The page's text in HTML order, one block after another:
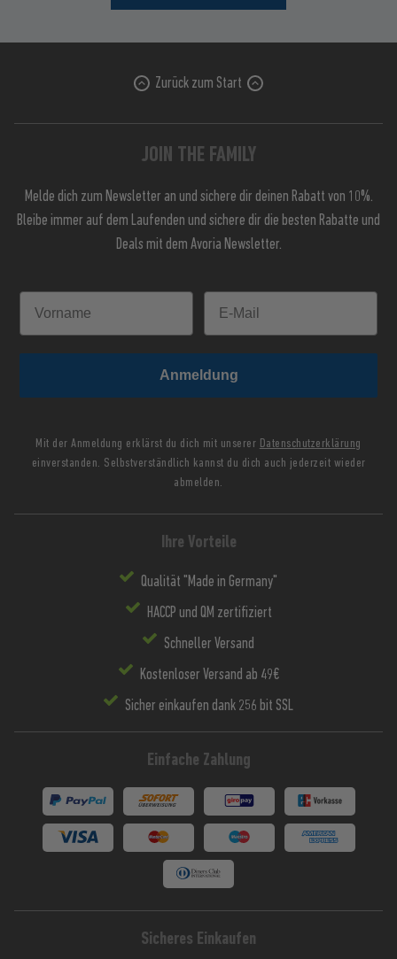
Zurück zum Start
JOIN THE FAMILY
Melde dich zum Newsletter an und sichere dir deinen Rabatt von 10%.
Bleibe immer auf dem Laufenden und sichere dir die besten Rabatte und
Deals mit dem Avoria Newsletter.
Anmeldung
Mit der Anmeldung erklärst du dich mit unserer Datenschutzerklärung
einverstanden. Selbstverständlich kannst du dich auch jederzeit wieder
abmelden.
Ihre Vorteile
Qualität "Made in Germany"
HACCP und QM zertifiziert
Schneller Versand
Kostenloser Versand ab 49€
Sicher einkaufen dank 256 bit SSL
Einfache Zahlung
Sicheres Einkaufen